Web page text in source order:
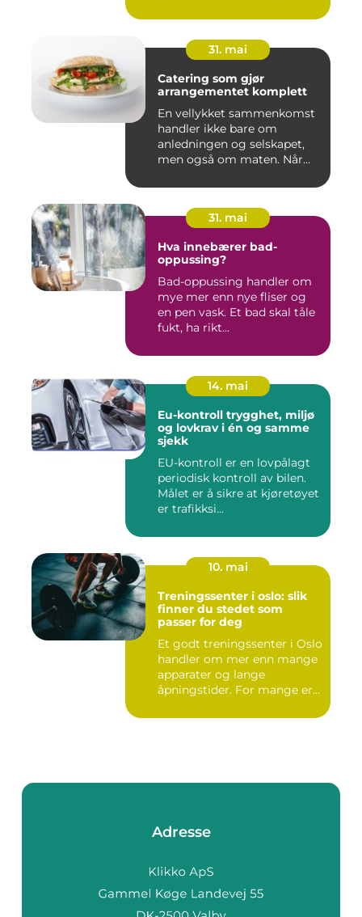
31. mai
Catering som gjør
arrangementet komplett
En vellykket sammenkomst
handler ikke bare om
anledningen og selskapet,
men også om maten. Når
31. mai
Hva innebærer bad-
oppussing?
Bad-oppussing handler om
mye mer enn nye fliser og
en pen vask. Et bad skal tåle
fukt, ha rikt...
14. mai
Eu-kontroll trygghet, miljø
og lovkrav i én og samme
sjekk
EU-kontroll er en lovpålagt
periodisk kontroll av bilen.
Målet er å sikre at kjøretøyet
er trafikksi...
10. mai
Treningssenter i oslo: slik
finner du stedet som
passer for deg
Et godt treningssenter i Oslo
handler om mer enn mange
apparater og lange
åpningstider. For mange er...
Adresse